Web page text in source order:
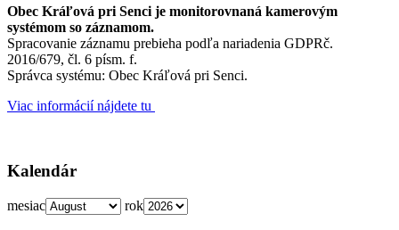
Obec Kráľová pri Senci je monitorovnaná kamerovým
systémom so záznamom.
Spracovanie záznamu prebieha podľa nariadenia GDPRč.
2016/679, čl. 6 písm. f.
Správca systému: Obec Kráľová pri Senci.
Viac informácií nájdete tu
Kalendár
mesiac rok